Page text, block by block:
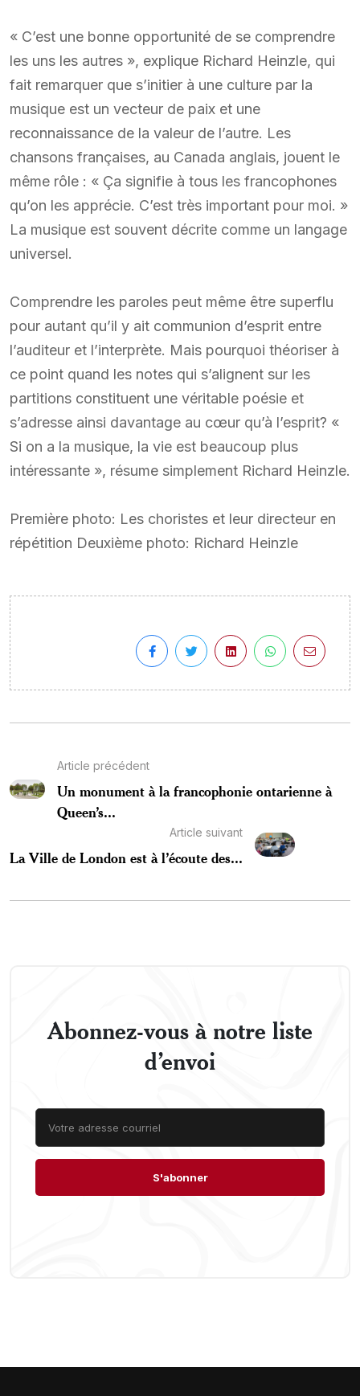
« C’est une bonne opportunité de se comprendre
les uns les autres », explique Richard Heinzle, qui
fait remarquer que s’initier à une culture par la
musique est un vecteur de paix et une
reconnaissance de la valeur de l’autre. Les
chansons françaises, au Canada anglais, jouent le
même rôle : « Ça signifie à tous les francophones
qu’on les apprécie. C’est très important pour moi. »
La musique est souvent décrite comme un langage
universel.
Comprendre les paroles peut même être superflu
pour autant qu’il y ait communion d’esprit entre
l’auditeur et l’interprète. Mais pourquoi théoriser à
ce point quand les notes qui s’alignent sur les
partitions constituent une véritable poésie et
s’adresse ainsi davantage au cœur qu’à l’esprit? «
Si on a la musique, la vie est beaucoup plus
intéressante », résume simplement Richard Heinzle.
Première photo: Les choristes et leur directeur en
répétition Deuxième photo: Richard Heinzle
Article précédent
Un monument à la francophonie ontarienne à
Queen’s...
Article suivant
La Ville de London est à l’écoute des...
Abonnez-vous à notre liste
d’envoi